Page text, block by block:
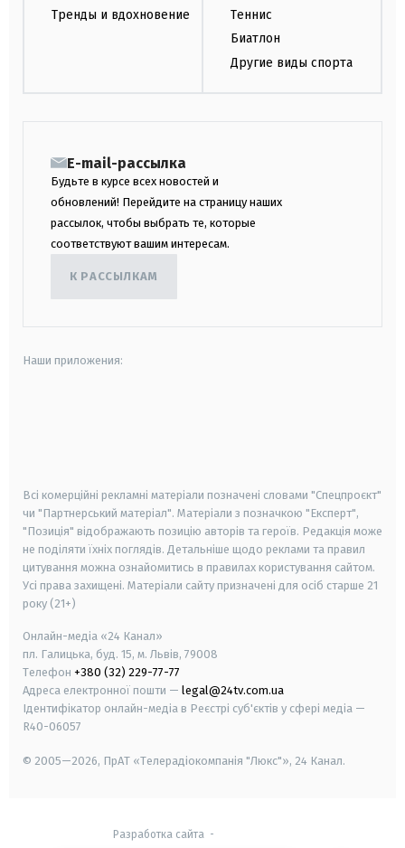
Тренды и вдохновение
Теннис
Биатлон
Другие виды спорта
E-mail-рассылка
Будьте в курсе всех новостей и
обновлений! Перейдите на страницу наших
рассылок, чтобы выбрать те, которые
соответствуют вашим интересам.
К РАССЫЛКАМ
Наши приложения:
Всі комерційні рекламні матеріали позначені словами "Спецпроєкт"
чи "Партнерський матеріал". Матеріали з позначкою "Експерт",
"Позиція" відображають позицію авторів та героїв. Редакція може
не поділяти їхніх поглядів. Детальніше щодо реклами та правил
цитування можна ознайомитись в правилах користування сайтом.
Усі права захищені. Матеріали сайту призначені для осіб старше 21
року (21+)
Онлайн-медіа «24 Канал»
пл. Галицька, буд. 15, м. Львів, 79008
Телефон +380 (32) 229-77-77
Адреса електронної пошти — legal@24tv.com.ua
Ідентифікатор онлайн-медіа в Реєстрі суб'єктів у сфері медіа —
R40-06057
© 2005—2026, ПрАТ «Телерадіокомпанія "Люкс"», 24 Канал.
Разработка сайта -